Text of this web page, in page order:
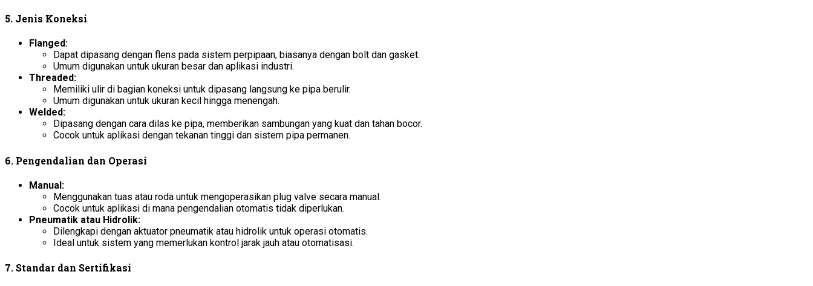
5. Jenis Koneksi
Flanged:
Dapat dipasang dengan flens pada sistem perpipaan, biasanya dengan bolt dan gasket.
Umum digunakan untuk ukuran besar dan aplikasi industri.
Threaded:
Memiliki ulir di bagian koneksi untuk dipasang langsung ke pipa berulir.
Umum digunakan untuk ukuran kecil hingga menengah.
Welded:
Dipasang dengan cara dilas ke pipa, memberikan sambungan yang kuat dan tahan bocor.
Cocok untuk aplikasi dengan tekanan tinggi dan sistem pipa permanen.
6. Pengendalian dan Operasi
Manual:
Menggunakan tuas atau roda untuk mengoperasikan plug valve secara manual.
Cocok untuk aplikasi di mana pengendalian otomatis tidak diperlukan.
Pneumatik atau Hidrolik:
Dilengkapi dengan aktuator pneumatik atau hidrolik untuk operasi otomatis.
Ideal untuk sistem yang memerlukan kontrol jarak jauh atau otomatisasi.
7. Standar dan Sertifikasi